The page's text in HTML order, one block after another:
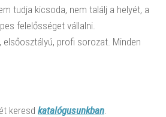
tudja kicsoda, nem találj a helyét, a
felelősséget vállalni.
elsőosztályú, profi sorozat. Minden
keresd katalógusunkban